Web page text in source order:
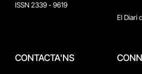
ISSN 2339 - 9619
El Diari
CONTACTA'NS